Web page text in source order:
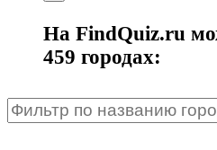
На FindQuiz.ru
459 городах: